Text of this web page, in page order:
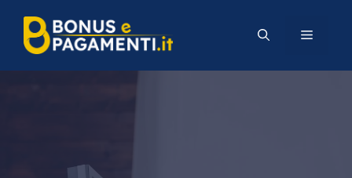
contenuto
MENU